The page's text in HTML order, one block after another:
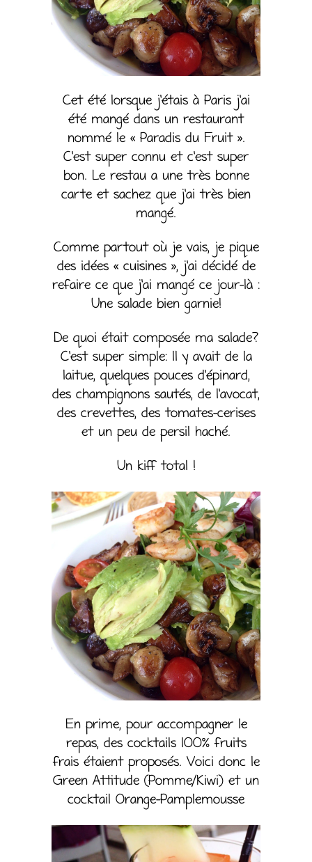
Cet été lorsque j’étais à Paris j’ai
été mangé dans un restaurant
nommé le « Paradis du Fruit ».
C’est super connu et c’est super
bon. Le restau a une très bonne
carte et sachez que j’ai très bien
mangé.
Comme partout où je vais, je pique
des idées « cuisines », j’ai décidé de
refaire ce que j’ai mangé ce jour-là :
Une salade bien garnie!
De quoi était composée ma salade?
C’est super simple: Il y avait de la
laitue, quelques pouces d’épinard,
des champignons sautés, de l’avocat,
des crevettes, des tomates-cerises
et un peu de persil haché.
Un kiff total !
En prime, pour accompagner le
repas, des cocktails 100% fruits
frais étaient proposés. Voici donc le
Green Attitude (Pomme/Kiwi) et un
cocktail Orange-Pamplemousse